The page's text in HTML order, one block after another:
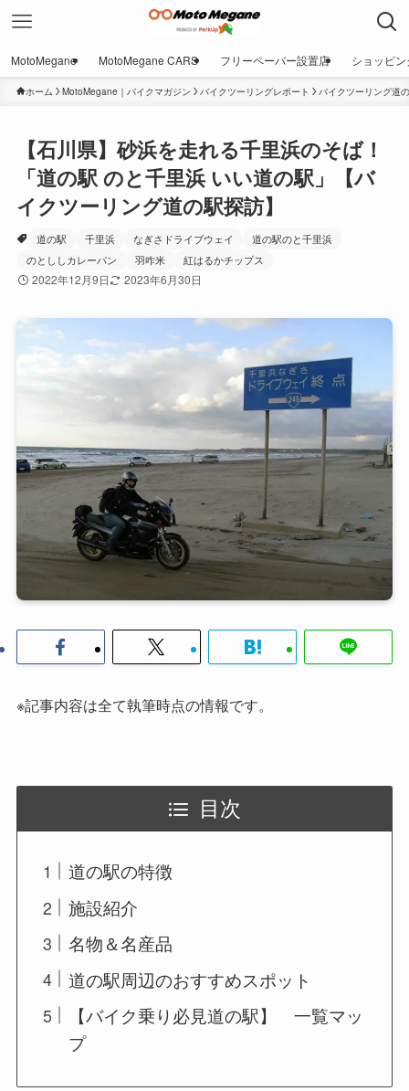
MotoMegane MotoMegane CARS フリーペーパー設置店 ショッピン
ホーム MotoMegane｜バイクマガジン バイクツーリングレポート バイクツーリング道
【石川県】砂浜を走れる千里浜のそば！
「道の駅 のと千里浜 いい道の駅」【バ
イクツーリング道の駅探訪】
道の駅 千里浜 なぎさドライブウェイ
道の駅のと千里浜
のとししカレーパン
羽咋米 紅はるかチップス
2022年12月9日 2023年6月30日
※記事内容は全て執筆時点の情報です。
目次
道の駅の特徴
施設紹介
名物＆名産品
道の駅周辺のおすすめスポット
【バイク乗り必見道の駅】 一覧マッ
プ